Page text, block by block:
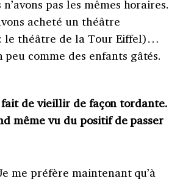
pas les mêmes horaires.
acheté un théâtre
le théâtre de la Tour Eiffel)…
peu comme des enfants gâtés.
fait de vieillir de façon tordante.
même vu du positif de passer
me préfère maintenant qu’à